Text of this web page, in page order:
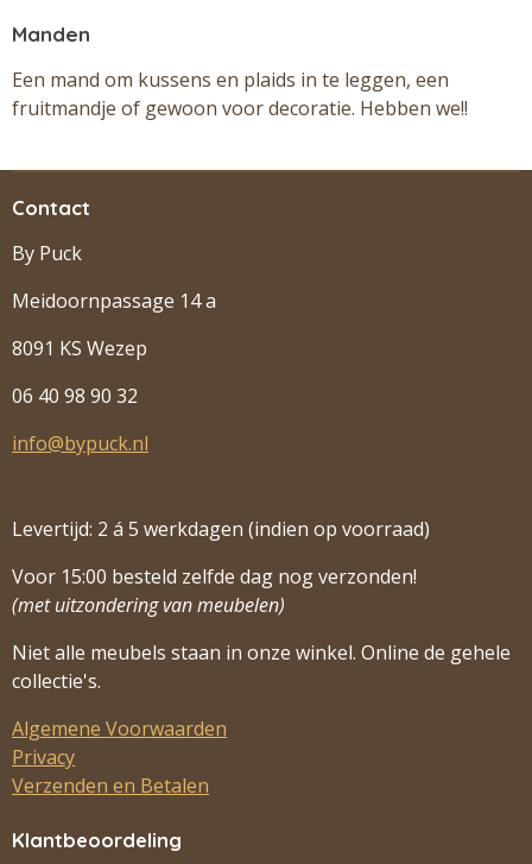
Manden
Een mand om kussens en plaids in te leggen, een
fruitmandje of gewoon voor decoratie. Hebben we!!
Contact
By Puck
Meidoornpassage 14 a
8091 KS Wezep
06 40 98 90 32
info@bypuck.nl
Levertijd: 2 á 5 werkdagen (indien op voorraad)
Voor 15:00 besteld zelfde dag nog verzonden!
(met uitzondering van meubelen)
Niet alle meubels staan in onze winkel. Online de gehele
collectie's.
Algemene Voorwaarden
Privacy
Verzenden en Betalen
Klantbeoordeling